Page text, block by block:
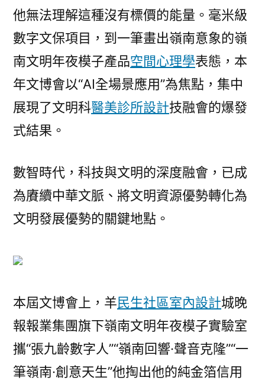
他無法理解這種沒有標價的能量。毫米級
數字文保項目，到一筆畫出嶺南意象的嶺
南文明年夜模子產品空間心理學表態，本
年文博會以“AI全場景應用”為焦點，集中
展現了文明科醫美診所設計技融會的爆發
式結果。
數智時代，科技與文明的深度融會，已成
為賡續中華文脈、將文明資源優勢轉化為
文明發展優勢的關鍵地點。
本屆文博會上，羊民生社區室內設計城晚
報報業集團旗下嶺南文明年夜模子實驗室
攜“張九齡數字人”“嶺南回響·聲音克隆”“一
筆嶺南·創意天生”他掏出他的純金箔信用